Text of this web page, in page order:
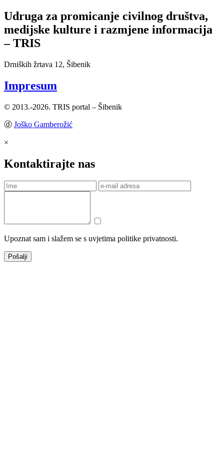
Udruga za promicanje civilnog društva,
medijske kulture i razmjene informacija
– TRIS
Drniških žrtava 12, Šibenik
Impresum
© 2013.-2026. TRIS portal – Šibenik
ⓓ Joško Gamberožić
×
Kontaktirajte nas
Upoznat sam i slažem se s uvjetima politike privatnosti.
Pošalji